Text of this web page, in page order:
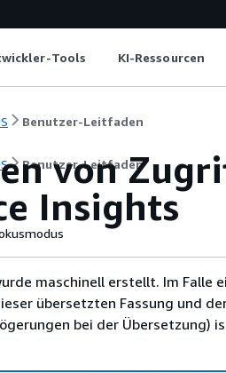
Tools KI-Ressourcen
Benutzer-Leitfaden
Benutzer-Leitfaden
von
Insights
maschinell erstellt. Im Falle
übersetzten Fassung und
bei der Übersetzung)